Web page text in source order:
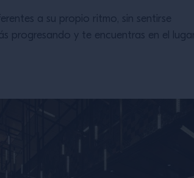
a su propio ritmo, sin sentirse
progresando y te encuentras en el lugar